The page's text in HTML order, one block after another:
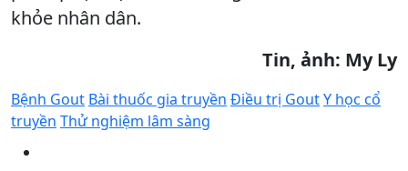
khỏe nhân dân.
Tin, ảnh: My Ly
Bệnh Gout Bài thuốc gia truyền Điều trị GoutY học cổ
truyền Thử nghiệm lâm sàng